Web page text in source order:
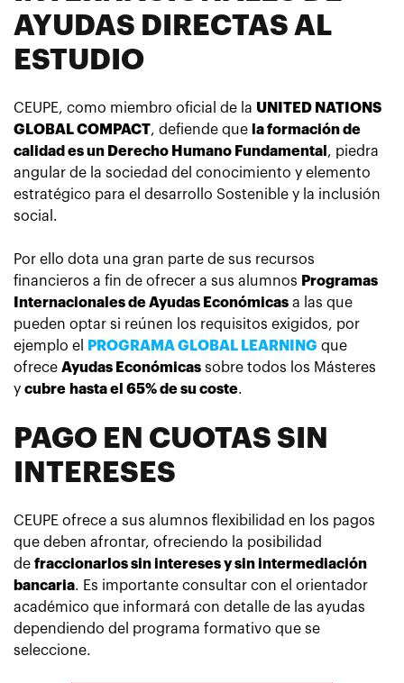
AYUDAS DIRECTAS AL
ESTUDIO
CEUPE, como miembro oficial de la UNITED NATIONS
GLOBAL COMPACT, defiende que la formación de
calidad es un Derecho Humano Fundamental , piedra
angular de la sociedad del conocimiento y elemento
estratégico para el desarrollo Sostenible y la inclusión
social.
Por ello dota una gran parte de sus recursos
financieros a fin de ofrecer a sus alumnos Programas
Internacionales de Ayudas Económicas a las que
pueden optar si reúnen los requisitos exigidos, por
ejemplo el
PROGRAMA GLOBAL LEARNING que
ofrece Ayudas Económicas sobre todos los Másteres
y cubre hasta el 65% de su coste.
PAGO EN CUOTAS SIN
INTERESES
CEUPE ofrece a sus alumnos flexibilidad en los pagos
que deben afrontar, ofreciendo la posibilidad
de fraccionarlos sin intereses y sin intermediación
bancaria. Es importante consultar con el orientador
académico que informará con detalle de las ayudas
dependiendo del programa formativo que se
seleccione.